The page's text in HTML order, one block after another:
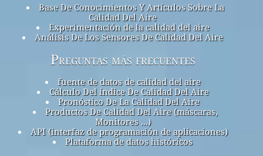
Base De Conocimientos Y Artículos Sobre La
Calidad Del Aire
Experimentación de la calidad del aire
Análisis De Los Sensores De Calidad Del Aire
Preguntas más frecuentes
fuente de datos de calidad del aire
Cálculo Del índice De Calidad Del Aire
Pronóstico De La Calidad Del Aire
Productos De Calidad Del Aire (máscaras,
Monitores ...)
API (interfaz de programación de aplicaciones)
Plataforma de datos históricos